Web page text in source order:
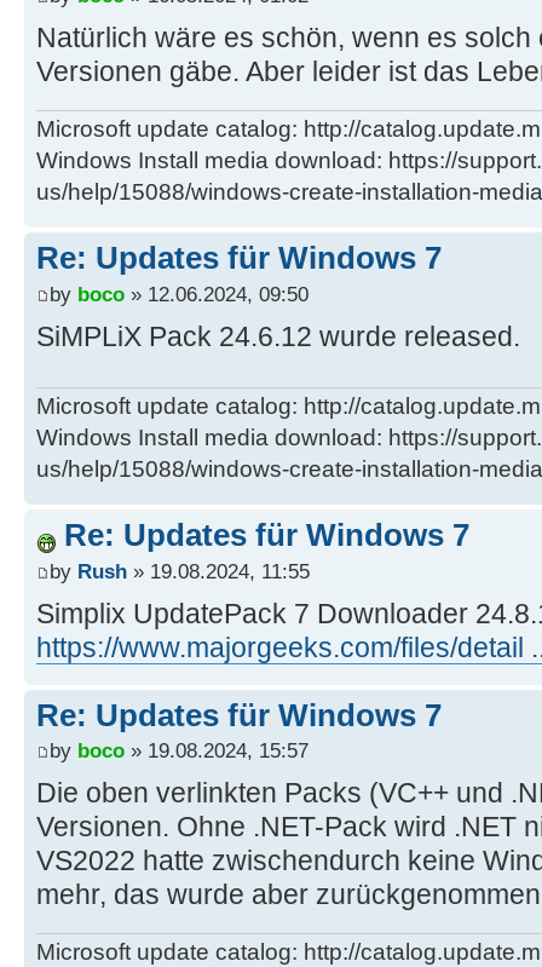
Natürlich wäre es schön, wenn es
Versionen gäbe. Aber leider ist das
Microsoft update catalog: http://
Windows Install media download: https://
us/help/15088/windows-create-installation-media
Re: Updates für Windows 7
by boco » 12.06.2024, 09:50
SiMPLiX Pack 24.6.12 wurde released.
Microsoft update catalog: http://
Windows Install media download: https://
us/help/15088/windows-create-installation-media
Re: Updates für Windows 7
by Rush » 19.08.2024, 11:55
Simplix UpdatePack 7 Downloader
https://www.majorgeeks.com/files/detail
Re: Updates für Windows 7
by boco » 19.08.2024, 15:57
Die oben verlinkten Packs (VC++ und
Versionen. Ohne .NET-Pack wird .NET
VS2022 hatte zwischendurch keine
mehr, das wurde aber
Microsoft update catalog: http://